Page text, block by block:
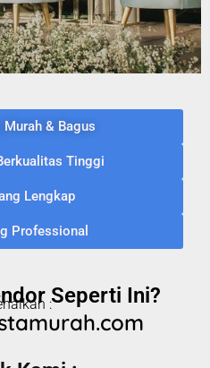
Murah & Bagus
Tinggi
Lengkap
Professional
Seperti Ini?
: